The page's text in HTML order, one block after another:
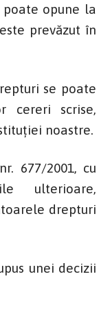
opune la
prevăzut în
se poate
cereri scrise,
noastre.
2001, cu
ulterioare,
drepturi
unei decizii